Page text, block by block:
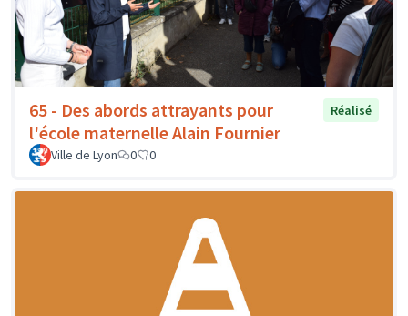
65 - Des abords attrayants pour
l'école maternelle Alain Fournier
Réalisé
Ville de Lyon 0 0